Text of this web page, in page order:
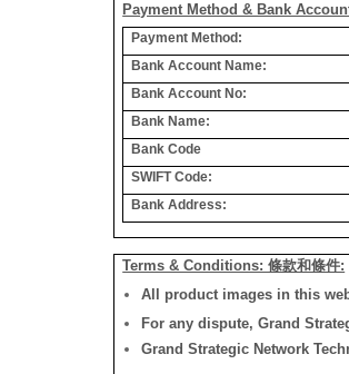
Payment Method & Bank
Payment Method:
Bank Account Name:
Bank Account No:
Bank Name:
Bank Code
SWIFT Code:
Bank Address:
Terms & Conditions: 條款和條件:
All product images in this
For any dispute, Grand
Grand Strategic Network